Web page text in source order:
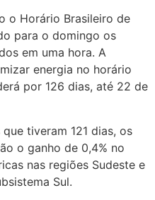
o Horário Brasileiro de
para o domingo os
em uma hora. A
energia no horário
por 126 dias, até 22 de
tiveram 121 dias, os
o ganho de 0,4% no
nas regiões Sudeste e
Sul.